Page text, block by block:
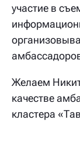
участие в
Желаем
качестве
кластера